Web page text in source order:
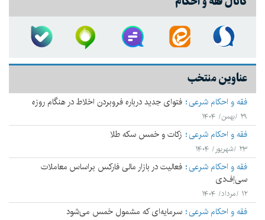
عناوین منتخب
فقه و احکام شرعی فتوای جدید درباره فروبردن اخلاط در هنگام روزه
۲۹ /بهمن/ ۱۴۰۴
فقه و احکام شرعی زکات و خمس سکه طلا
۲۳ /شهریور/ ۱۴۰۴
فقه و احکام شرعی فعالیت در بازار مالی فارکس براساس معاملات
سی‌اِف‌دی
۱۲ /مرداد/ ۱۴۰۴
فقه و احکام شرعی سرمایه‌ای که مشمول خمس می‌شود